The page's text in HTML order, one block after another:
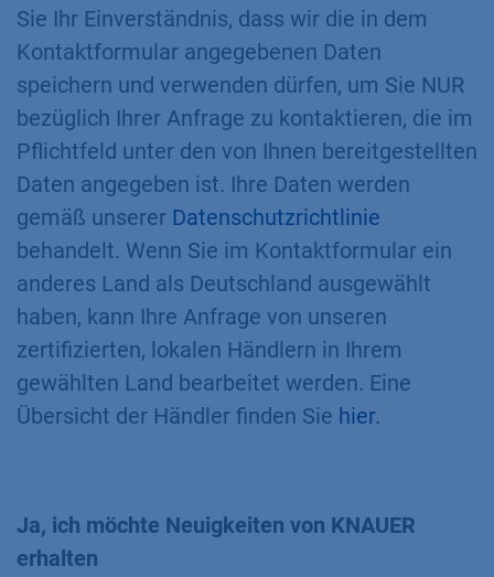
Sie Ihr Einverständnis, dass wir die in dem
Kontaktformular angegebenen Daten
speichern und verwenden dürfen, um Sie NUR
bezüglich Ihrer Anfrage zu kontaktieren, die im
Pflichtfeld unter den von Ihnen bereitgestellten
Daten angegeben ist. Ihre Daten werden
gemäß unserer Datenschutzrichtlinie
behandelt. Wenn Sie im Kontaktformular ein
anderes Land als Deutschland ausgewählt
haben, kann Ihre Anfrage von unseren
zertifizierten, lokalen Händlern in Ihrem
gewählten Land bearbeitet werden. Eine
Übersicht der Händler finden Sie hier.
Ja, ich möchte Neuigkeiten von KNAUER
erhalten